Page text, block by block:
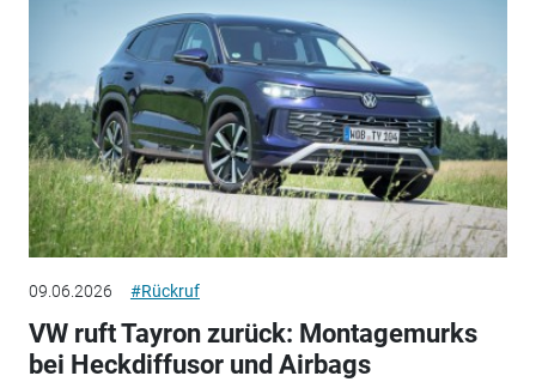
09.06.2026 #Rückruf
VW ruft Tayron zurück: Montagemurks
bei Heckdiffusor und Airbags